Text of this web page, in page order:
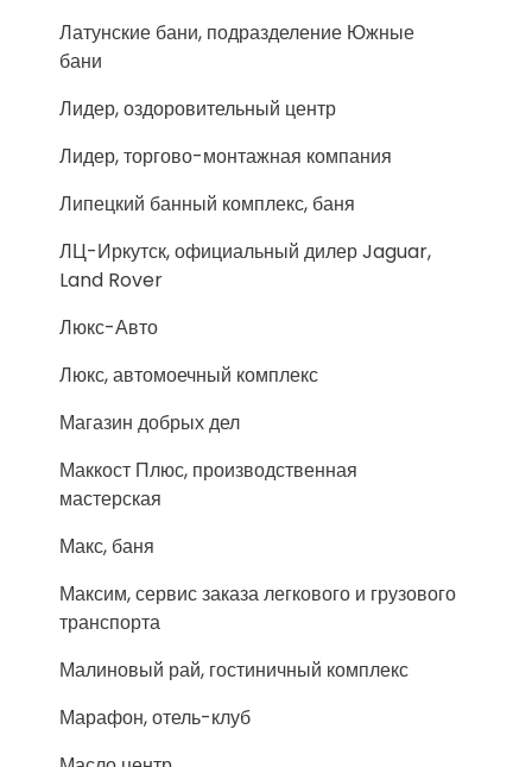
Латунские бани, подразделение Южные
бани
Лидер, оздоровительный центр
Лидер, торгово-монтажная компания
Липецкий банный комплекс, баня
ЛЦ-Иркутск, официальный дилер Jaguar,
Land Rover
Люкс-Авто
Люкс, автомоечный комплекс
Магазин добрых дел
Маккост Плюс, производственная
мастерская
Макс, баня
Максим, сервис заказа легкового и грузового
транспорта
Малиновый рай, гостиничный комплекс
Марафон, отель-клуб